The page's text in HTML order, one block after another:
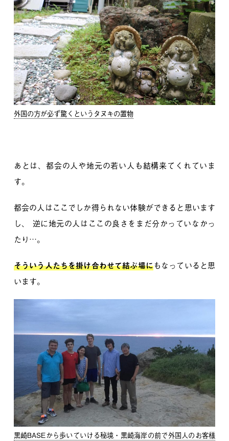
外国の方が必ず驚くというタヌキの置物
あとは、都会の人や地元の若い人も結構来てくれていま
す。
都会の人はここでしか得られない体験ができると思います
し、
逆に地元の人はここの良さをまだ分かっていなかっ
たり…。
そういう人たちを掛け合わせて結ぶ場にもなっていると思
います。
黒崎BASEから歩いていける秘境・黒崎海岸の前で外国人のお客様